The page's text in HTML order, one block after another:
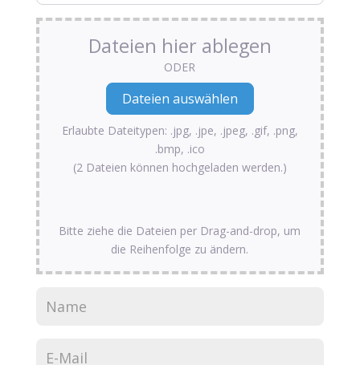
Dateien hier ablegen
ODER
Erlaubte Dateitypen: .jpg, .jpe, .jpeg, .gif, .png,
.bmp, .ico
(2 Dateien können hochgeladen werden.)
Bitte ziehe die Dateien per Drag-and-drop, um
die Reihenfolge zu ändern.